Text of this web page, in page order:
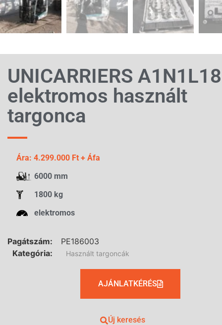
UNICARRIERS
elektromos használt
targonca
Ára: 4.299.000 Ft + Áfa
6000 mm
1800 kg
elektromos
Pagátszám:
PE186003
Kategória:
Használt targoncák
AJÁNLATKÉRÉS
Új keresés